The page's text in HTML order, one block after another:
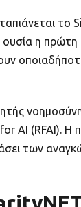
ουσία η
AI (RFAI). Η
των